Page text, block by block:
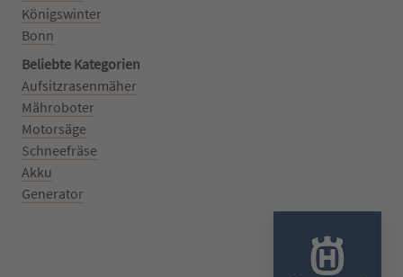
Königswinter
Bonn
Beliebte Kategorien
Aufsitzrasenmäher
Mähroboter
Motorsäge
Schneefräse
Akku
Generator